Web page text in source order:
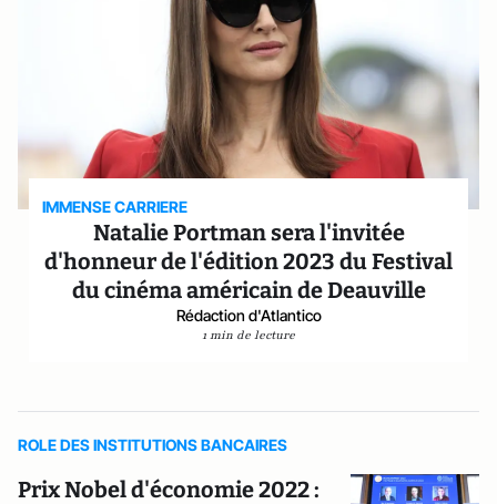
IMMENSE CARRIERE
Natalie Portman sera l'invitée
d'honneur de l'édition 2023 du Festival
du cinéma américain de Deauville
Rédaction d'Atlantico
1 min de lecture
ROLE DES INSTITUTIONS BANCAIRES
Prix Nobel d'économie 2022 :